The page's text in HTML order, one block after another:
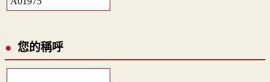
您的稱呼